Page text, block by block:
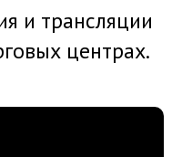
и трансляции
центрах.